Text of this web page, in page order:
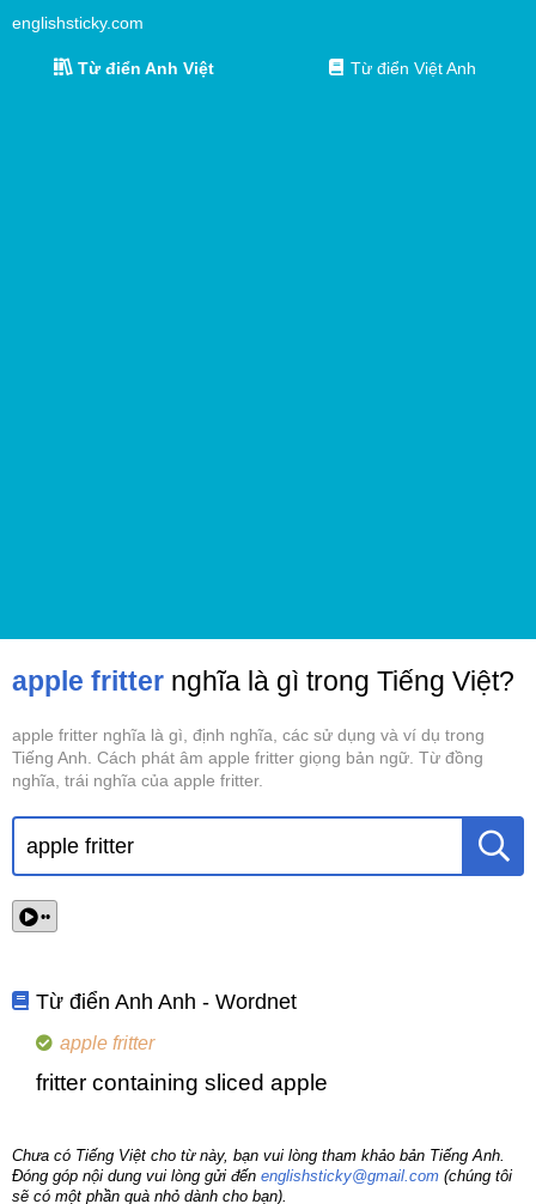
englishsticky.com
Từ điển Anh Việt Từ điển Việt Anh
apple fritter nghĩa là gì trong Tiếng Việt?
apple fritter nghĩa là gì, định nghĩa, các sử dụng và ví dụ trong
Tiếng Anh. Cách phát âm apple fritter giọng bản ngữ. Từ đồng
nghĩa, trái nghĩa của apple fritter.
••
Từ điển Anh Anh - Wordnet
apple fritter
fritter containing sliced apple
Chưa có Tiếng Việt cho từ này, bạn vui lòng tham khảo bản Tiếng Anh.
Đóng góp nội dung vui lòng gửi đến englishsticky@gmail.com (chúng tôi
sẽ có một phần quà nhỏ dành cho bạn).